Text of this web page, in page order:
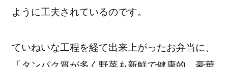
ように工夫されているのです。
ていねいな工程を経て出来上がったお弁当に、